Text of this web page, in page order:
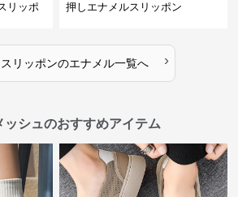
リッポ
押しエナメルスリッポン
リッポンのエナメル一覧へ ›
ッシュのおすすめアイテム